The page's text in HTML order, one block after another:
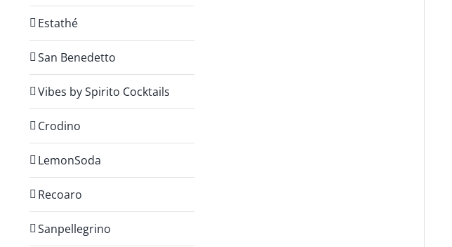
Estathé
San Benedetto
Vibes by Spirito Cocktails
Crodino
LemonSoda
Recoaro
Sanpellegrino